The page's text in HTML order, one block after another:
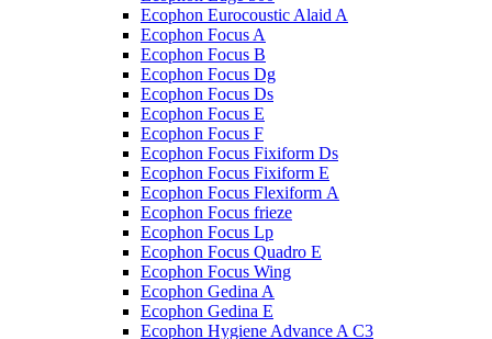
Ecophon Eurocoustic Alaid A
Ecophon Focus A
Ecophon Focus B
Ecophon Focus Dg
Ecophon Focus Ds
Ecophon Focus E
Ecophon Focus F
Ecophon Focus Fixiform Ds
Ecophon Focus Fixiform E
Ecophon Focus Flexiform А
Ecophon Focus frieze
Ecophon Focus Lp
Ecophon Focus Quаdro E
Ecophon Focus Wing
Ecophon Gedina A
Ecophon Gedina E
Ecophon Hygiene Advance A C3